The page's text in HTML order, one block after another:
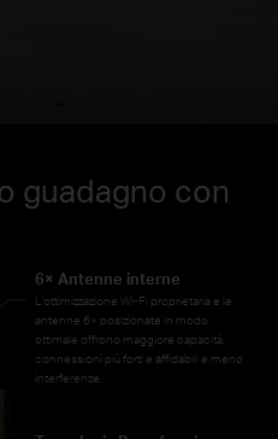
guadagno con
6× Antenne interne
L'ottimizzazione Wi-Fi proprietaria e le
antenne 6× posizionate in modo
ottimale offrono maggiore capacità,
connessioni più forti e affidabili e meno
interferenze.